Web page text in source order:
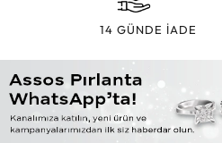
14 GÜNDE İADE